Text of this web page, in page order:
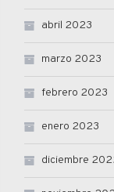
abril 2023
marzo 2023
febrero 2023
enero 2023
diciembre